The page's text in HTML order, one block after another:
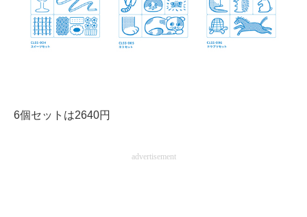
6個セットは2640円
advertisement